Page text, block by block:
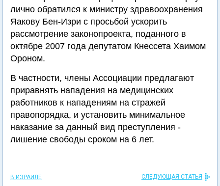
лично обратился к министру здравоохранения
Яакову Бен-Изри с просьбой ускорить
рассмотрение законопроекта, поданного в
октябре 2007 года депутатом Кнессета Хаимом
Ороном.
В частности, члены Ассоциации предлагают
приравнять нападения на медицинских
работников к нападениям на стражей
правопорядка, и установить минимальное
наказание за данный вид преступления -
лишение свободы сроком на 6 лет.
В ИЗРАИЛЕ СЛЕДУЮЩАЯ СТАТЬЯ